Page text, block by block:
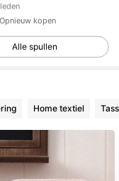
kopen
Alle spullen
Home textiel